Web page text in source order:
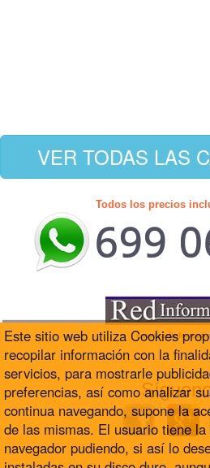
Este sitio web utiliza Cookies
recopilar información con la
servicios, para mostrarle
preferencias, así como analizar
continua navegando, supone la
de las mismas. El usuario tiene
navegador pudiendo, si así lo
VER TODAS LAS
Todos los precios